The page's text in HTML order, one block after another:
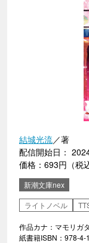
結城光流／著
配信開始日：
価格：693円（税
新潮文庫nex
ライトノベル
作品カナ：マモリガ
紙書籍ISBN：978-4-